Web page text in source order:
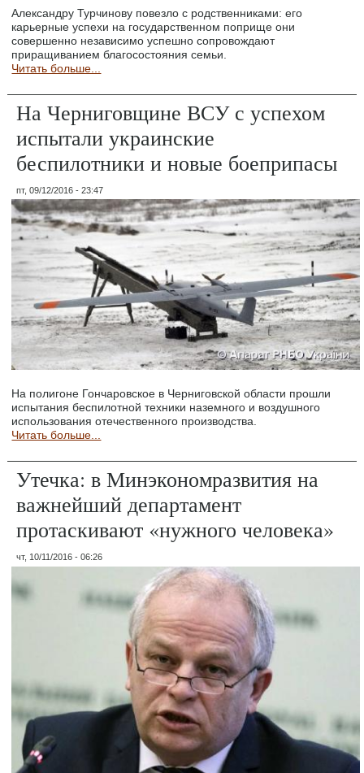
Александру Турчинову повезло с родственниками: его
карьерные успехи на государственном поприще они
совершенно независимо успешно сопровождают
приращиванием благосостояния семьи.
Читать больше...
На Черниговщине ВСУ с успехом
испытали украинские
беспилотники и новые боеприпасы
пт, 09/12/2016 - 23:47
На полигоне Гончаровское в Черниговской области прошли
испытания беспилотной техники наземного и воздушного
использования отечественного производства.
Читать больше...
Утечка: в Минэкономразвития на
важнейший департамент
протаскивают «нужного человека»
чт, 10/11/2016 - 06:26